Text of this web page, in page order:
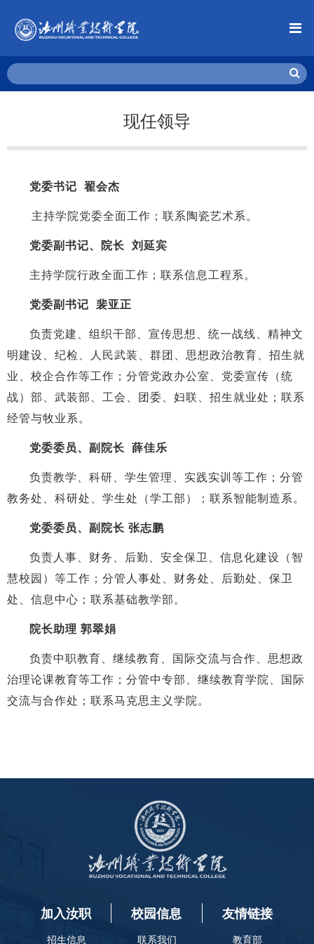
现任领导
党委书记 翟会杰
主持学院党委全面工作；联系陶瓷艺术系。
党委副书记、院长 刘延宾
主持学院行政全面工作；联系信息工程系。
党委副书记 裴亚正
负责党建、组织干部、宣传思想、统一战线、精神文
明建设、纪检、人民武装、群团、思想政治教育、招生就
业、校企合作等工作；分管党政办公室、党委宣传（统
战）部、武装部、工会、团委、妇联、招生就业处；联系
经管与牧业系。
党委委员、副院长 薛佳乐
负责教学、科研、学生管理、实践实训等工作；分管
教务处、科研处、学生处（学工部）；联系智能制造系。
党委委员、副院长 张志鹏
负责人事、财务、后勤、安全保卫、信息化建设（智
慧校园）等工作；分管人事处、财务处、后勤处、保卫
处、信息中心；联系基础教学部。
院长助理 郭翠娟
负责中职教育、继续教育、国际交流与合作、思想政
治理论课教育等工作；分管中专部、继续教育学院、国际
交流与合作处；联系马克思主义学院。
加入汝职
招生信息
校园信息
联系我们
友情链接
教育部